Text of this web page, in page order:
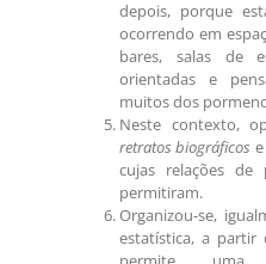
depois, porque
ocorrendo em
bares, salas de
orientadas e
muitos dos
Neste contexto,
retratos biográficos
cujas relações
permitiram.
Organizou-se,
estatística, a partir